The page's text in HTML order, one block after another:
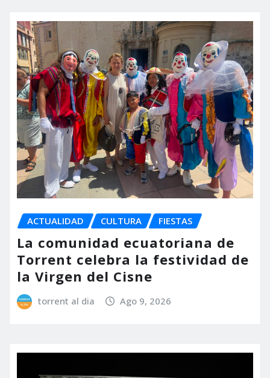
ACTUALIDAD CULTURA FIESTAS
La comunidad ecuatoriana de
Torrent celebra la festividad de
la Virgen del Cisne
torrent al dia Ago 9, 2026